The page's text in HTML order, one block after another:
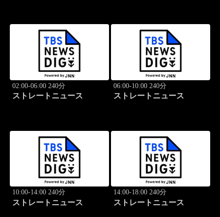
02:00-06:00 240分
ストレートニュース
06:00-10:00 240分
ストレートニュース
10:00-14:00 240分
ストレートニュース
14:00-18:00 240分
ストレートニュース